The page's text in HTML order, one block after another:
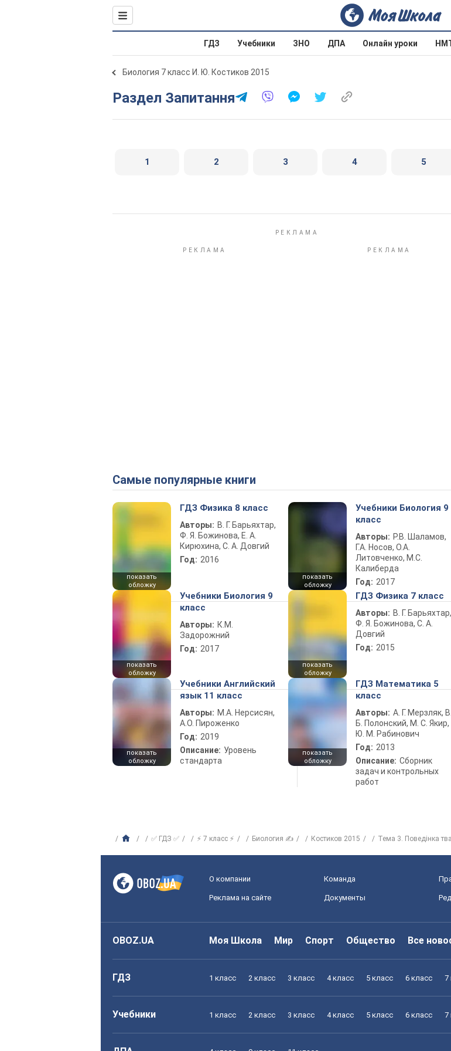
ГДЗ Учебники ЗНО ДПА Онлайн уроки
Биология 7 класс И. Ю. Костиков 2015
Раздел Запитання
1 2 3 4 5
Самые популярные книги
показать
обложку
ГДЗ Физика 8 класс
Авторы: В. Г. Барьяхтар,
Ф. Я. Божинова, Е. А.
Кирюхина, С. А. Довгий
Год: 2016
показать
обложку
Учебники Биология 9
класс
Авторы: Р.В. Шаламов,
Г.А. Носов, О.А.
Литовченко, М.С.
Калиберда
Год: 2017
показать
обложку
Учебники Биология 9
класс
Авторы: К.М.
Задорожний
Год: 2017
показать
обложку
ГДЗ Физика 7 класс
Авторы: В. Г. Барьяхтар,
Ф. Я. Божинова, С. А.
Довгий
Год: 2015
показать
обложку
Учебники Английский
язык 11 класс
Авторы: М.А. Нерсисян,
А.О. Пироженко
Год: 2019
Описание: Уровень
стандарта
показать
обложку
ГДЗ Математика 5
класс
Авторы: А. Г. Мерзляк, В.
Б. Полонский, М. С. Якир,
Ю. М. Рабинович
Год: 2013
Описание: Сборник
задач и контрольных
работ
✅ ГДЗ ✅ ⚡ 7 класс ⚡ Биология ✍ Костиков 2015 Тема 3. Поведінка
О компании Команда
Реклама на сайте Документы
OBOZ.UA Моя Школа Мир Спорт Общество Все
ГДЗ 1 класс 2 класс 3 класс 4 класс 5 класс 6 класс 7
Учебники 1 класс 2 класс 3 класс 4 класс 5 класс 6 класс 7